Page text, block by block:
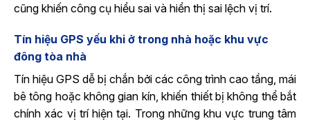
cũng khiến công cụ hiểu sai và hiển thị sai lệch vị trí.
Tín hiệu GPS yếu khi ở trong nhà hoặc khu vực
đông tòa nhà
Tín hiệu GPS dễ bị chắn bởi các công trình cao tầng, mái
bê tông hoặc không gian kín, khiến thiết bị không thể bắt
chính xác vị trí hiện tại. Trong những khu vực trung tâm